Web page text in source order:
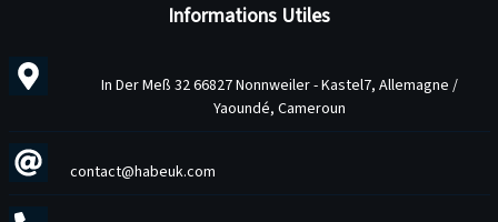
Informations Utiles
In Der Meß 32 66827 Nonnweiler - Kastel7, Allemagne /
Yaoundé, Cameroun
contact@habeuk.com